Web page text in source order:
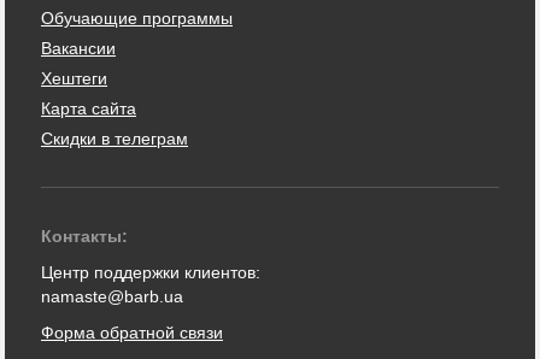
Обучающие программы
Вакансии
Хештеги
Карта сайта
Скидки в телеграм
Контакты:
Центр поддержки клиентов:
namaste@barb.ua
Форма обратной связи